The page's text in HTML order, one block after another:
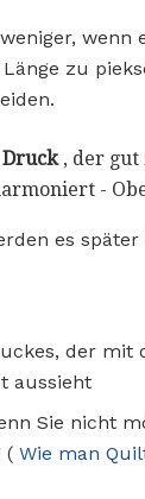
wenn
zu
, der gut
-
es später
der mit
aussieht
Sie nicht
( Wie man